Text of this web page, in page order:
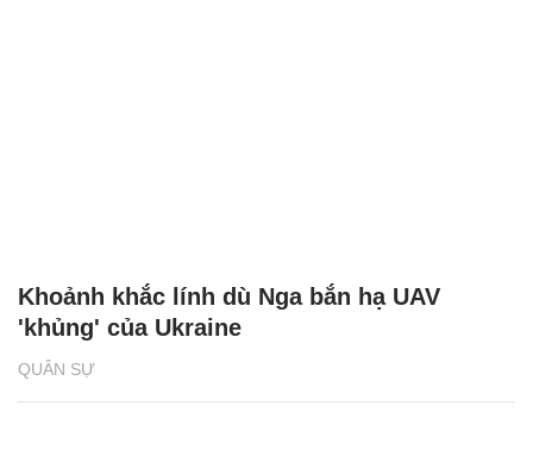
QUÂN SỰ
Khoảnh khắc lính dù Nga bắn hạ UAV
'khủng' của Ukraine